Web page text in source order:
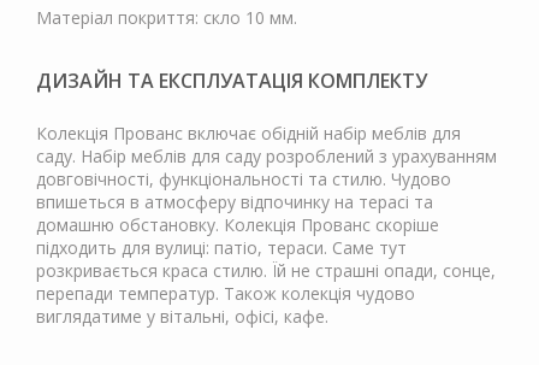
Матеріал покриття: скло 10 мм.
ДИЗАЙН ТА ЕКСПЛУАТАЦІЯ КОМПЛЕКТУ
Колекція Прованс включає обідній набір меблів для
саду. Набір меблів для саду розроблений з урахуванням
довговічності, функціональності та стилю. Чудово
впишеться в атмосферу відпочинку на терасі та
домашню обстановку. Колекція Прованс скоріше
підходить для вулиці: патіо, тераси. Саме тут
розкривається краса стилю. Їй не страшні опади, сонце,
перепади температур. Також колекція чудово
виглядатиме у вітальні, офісі, кафе.